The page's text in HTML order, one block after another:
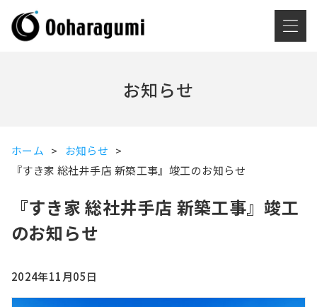
お知らせ
ホーム
お知らせ
『すき家 総社井手店 新築工事』竣工のお知らせ
『すき家 総社井手店 新築工事』竣工
のお知らせ
2024年11月05日